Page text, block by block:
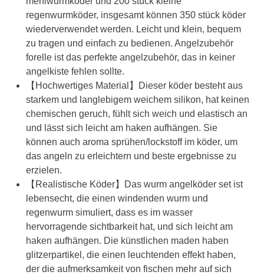
regenwurmköder, insgesamt können 350 stück köder
wiederverwendet werden. Leicht und klein, bequem
zu tragen und einfach zu bedienen. Angelzubehör
forelle ist das perfekte angelzubehör, das in keiner
angelkiste fehlen sollte.
【Hochwertiges Material】Dieser köder besteht aus
starkem und langlebigem weichem silikon, hat keinen
chemischen geruch, fühlt sich weich und elastisch an
und lässt sich leicht am haken aufhängen. Sie
können auch aroma sprühen/lockstoff im köder, um
das angeln zu erleichtern und beste ergebnisse zu
erzielen.
【Realistische Köder】Das wurm angelköder set ist
lebensecht, die einen windenden wurm und
regenwurm simuliert, dass es im wasser
hervorragende sichtbarkeit hat, und sich leicht am
haken aufhängen. Die künstlichen maden haben
glitzerpartikel, die einen leuchtenden effekt haben,
der die aufmerksamkeit von fischen mehr auf sich